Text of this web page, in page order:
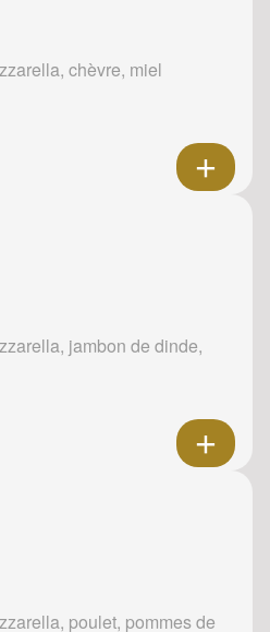
chèvre, miel
jambon de dinde,
poulet, pommes de